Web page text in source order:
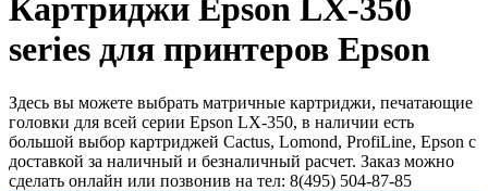
Картриджи Epson LX-350
series для принтеров Epson
Здесь вы можете выбрать матричные картриджи, печатающие
головки для всей серии Epson LX-350, в наличии есть
большой выбор картриджей Cactus, Lomond, ProfiLine, Epson с
доставкой за наличный и безналичный расчет. Заказ можно
сделать онлайн или позвонив на тел: 8(495) 504-87-85